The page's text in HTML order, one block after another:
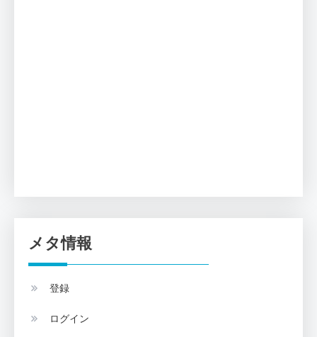
メタ情報
登録
ログイン